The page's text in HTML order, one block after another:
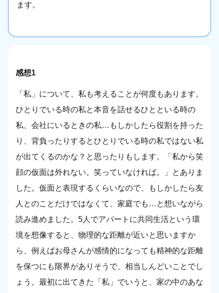
ます。
感想1
「私」について、私も考えることが何度もあります。
ひとりでいる時の私と本音を話せるひとといる時の
私、会社にいるときの私…もしかしたら役割を持った
り、背負ったりするとひとりでいる時の私ではない私
が出てくるのかな？と思ったりもします。「私から笑
顔の仮面は外れない。笑っていなければ。」とありま
した。仮面と表現するくらいなので、もしかしたら友
人とのことだけではなくて、家庭でも…と想いながら
読み進めました。5人でアパートに共同生活という環
境を想像すると、物理的な距離が近いと思いますか
ら、例えばお母さんが感情的になっても精神的な距離
を保つにも限界がありそうで、相当しんどいことでし
ょう。最初に出てきた「私」でいうと、家の中のあな